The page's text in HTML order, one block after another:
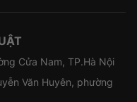
Cửa Nam, TP.Hà Nội
Văn Huyên, phường